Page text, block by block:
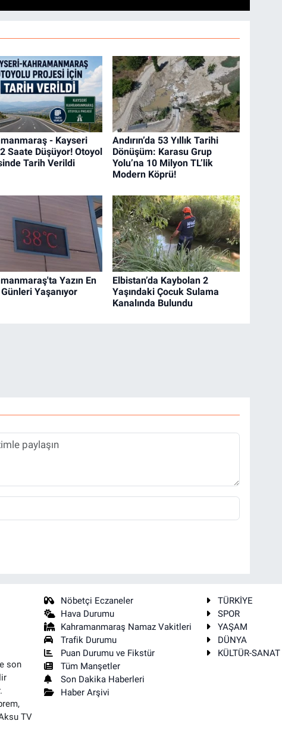
- Kayseri
Saate Düşüyor! Otoyol
Tarih Verildi
Andırın’da 53 Yıllık Tarihi
Dönüşüm: Karasu Grup
Yolu’na 10 Milyon TL’lik
Modern Köprü!
Yazın En
Günleri Yaşanıyor
Elbistan’da Kaybolan 2
Yaşındaki Çocuk Sulama
Kanalında Bulundu
son
TV
Nöbetçi Eczaneler
Hava Durumu
Kahramanmaraş Namaz Vakitleri
Trafik Durumu
Puan Durumu ve Fikstür
Tüm Manşetler
Son Dakika Haberleri
Haber Arşivi
TÜRKİYE
SPOR
YAŞAM
DÜNYA
KÜLTÜR-SANAT